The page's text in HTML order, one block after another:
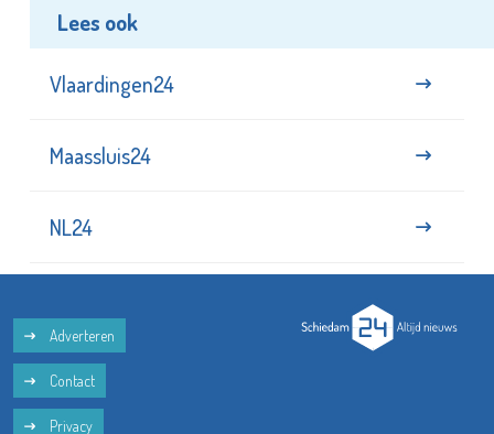
Lees ook
Vlaardingen24
Maassluis24
NL24
Adverteren
Contact
Privacy